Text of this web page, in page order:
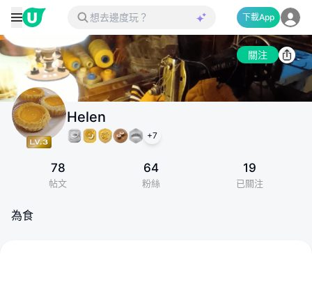
下載App
關注
Helen
+7
78
帖文
64
粉絲
19
已關注
為食